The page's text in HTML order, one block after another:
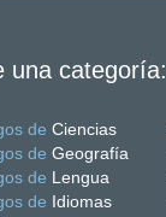
una categoría:
de Ciencias
de Geografía
de Lengua
de Idiomas